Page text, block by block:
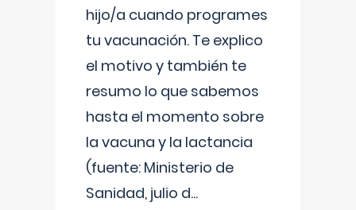
hijo/a cuando programes
tu vacunación. Te explico
el motivo y también te
resumo lo que sabemos
hasta el momento sobre
la vacuna y la lactancia
(fuente: Ministerio de
Sanidad, julio d...